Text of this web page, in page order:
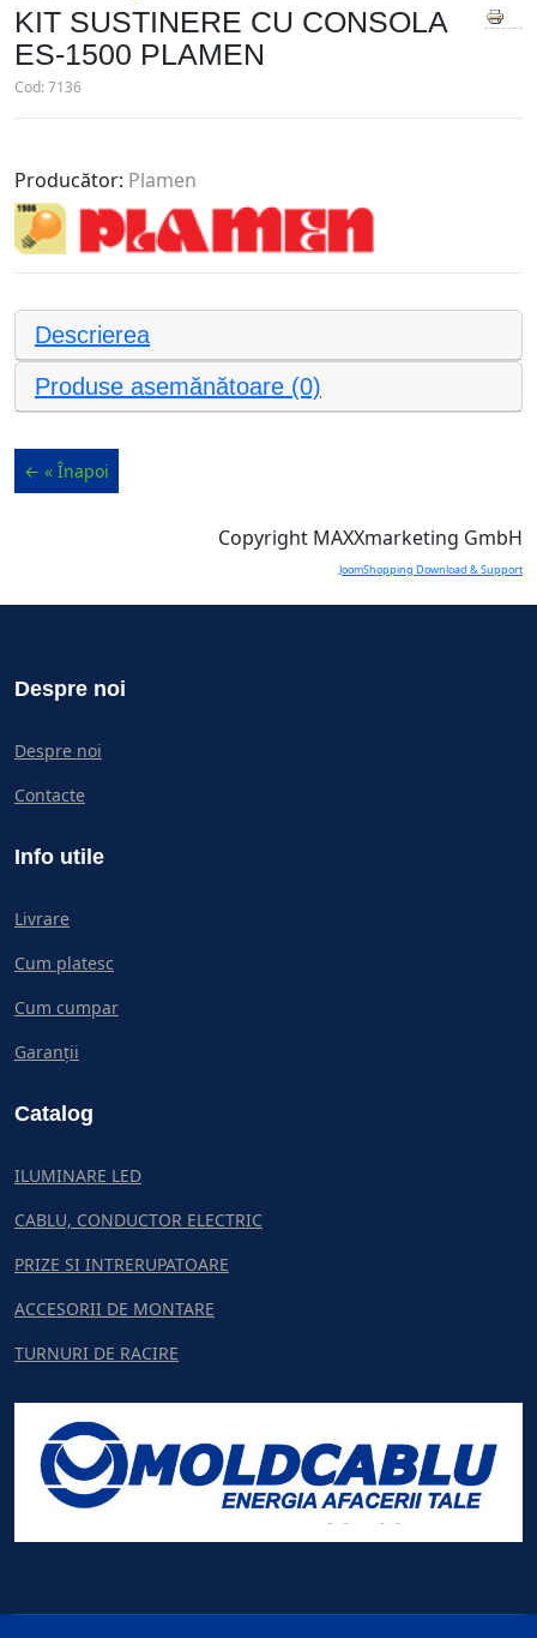
KIT SUSTINERE CU CONSOLA
ES-1500 PLAMEN
Cod:7136
Producător: Plamen
Descrierea
Produse asemănătoare (0)
Copyright MAXXmarketing GmbH
JoomShopping Download & Support
Despre noi
Despre noi
Contacte
Info utile
Livrare
Cum platesc
Cum cumpar
Garanții
Catalog
ILUMINARE LED
CABLU, CONDUCTOR ELECTRIC
PRIZE SI INTRERUPATOARE
ACCESORII DE MONTARE
TURNURI DE RACIRE